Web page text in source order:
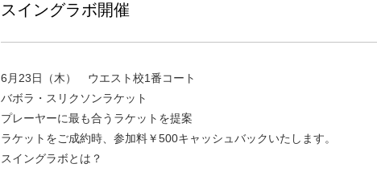
スイングラボ開催
6月23日（木） ウエスト校1番コート
バボラ・スリクソンラケット
プレーヤーに最も合うラケットを提案
ラケットをご成約時、参加料￥500キャッシュバックいたします。
スイングラボとは？